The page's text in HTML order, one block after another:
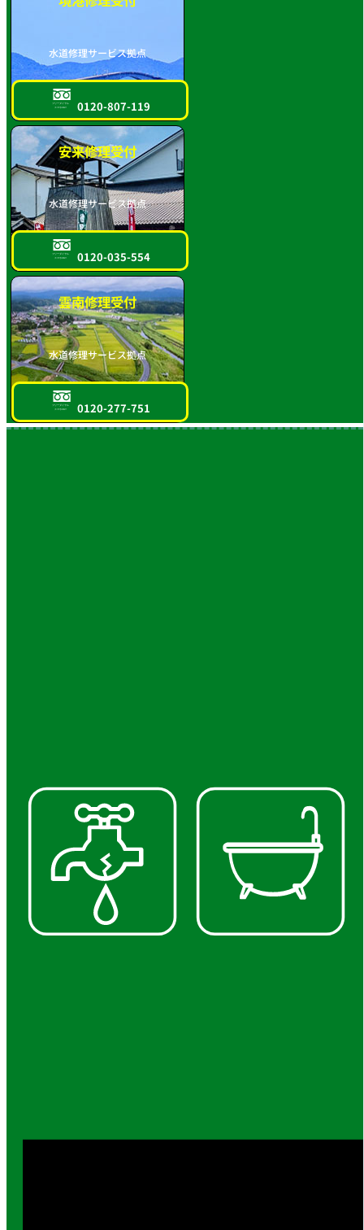
水道修理サービス拠点
フリーダイヤル
スマホOK!! 0120-807-119
安来修理受付
水道修理サービス拠点
フリーダイヤル
スマホOK!! 0120-035-554
雲南修理受付
水道修理サービス拠点
フリーダイヤル
スマホOK!! 0120-277-751